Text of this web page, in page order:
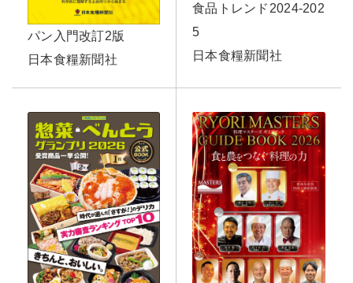
パン入門改訂2版
日本食糧新聞社
食品トレンド2024-202
5
日本食糧新聞社